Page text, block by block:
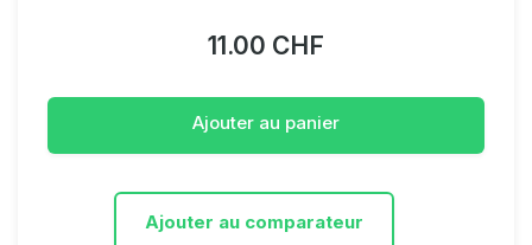
11.00 CHF
Ajouter au panier
Ajouter au comparateur